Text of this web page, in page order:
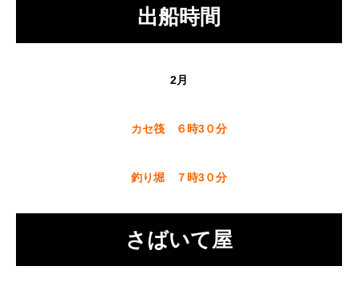
出船時間
2月
カセ筏 ６時3０分
釣り堀 ７時3０分
さばいて屋